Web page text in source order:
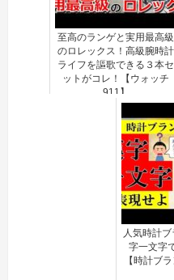
至高のランゲと実用最高級
のロレックス！高級腕時計
ライフを謳歌できる３本セ
ットがコレ！【ウォッチ
911】
人気時計
字一文字
【時計ブ